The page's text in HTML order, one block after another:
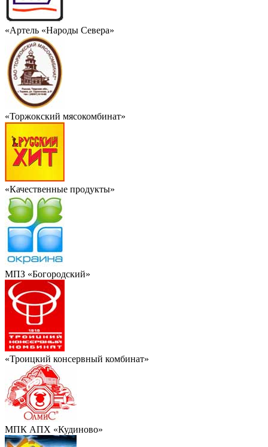
«Артель «Народы Севера»
«Торжокский мясокомбинат»
«Качественные продукты»
МПЗ «Богородский»
«Троицкий консервный комбинат»
МПК АПХ «Кудиново»